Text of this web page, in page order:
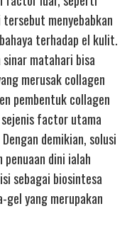
menyebabkan
terhadap el kulit.
matahari bisa
merusak collagen
pembentuk collagen
factor utama
demikian, solusi
dini ialah
sebagai biosintesa
yang merupakan